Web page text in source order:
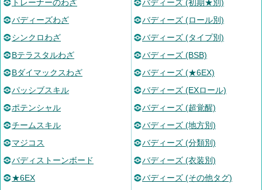
トレーナーのわざ
バディーズわざ
シンクロわざ
Bテラスタルわざ
Bダイマックスわざ
パッシブスキル
ポテンシャル
チームスキル
マジコス
バディストーンボード
★6EX
バディーズ (初期★別)
バディーズ (ロール別)
バディーズ (タイプ別)
バディーズ (BSB)
バディーズ (★6EX)
バディーズ (EXロール)
バディーズ (超覚醒)
バディーズ (地方別)
バディーズ (分類別)
バディーズ (衣装別)
バディーズ (その他タグ)